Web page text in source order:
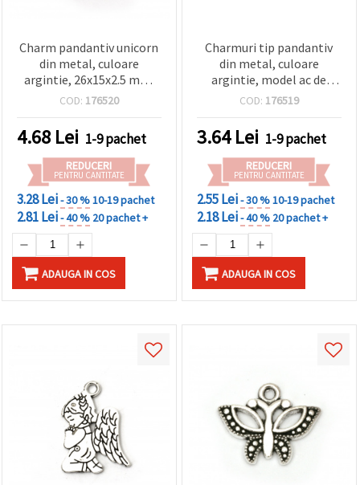
Charm pandantiv unicorn
din metal, culoare
argintie, 26x15x2.5 mm,
orificiu 2 mm – set 10
COD: 176520
4.68 Lei 1-9 pachet
REDUCERI
PENTRU CANTITATE
3.28 Lei- 30 %10-19 pachet
2.81 Lei- 40 % 20 pachet +
ADAUGA IN COS
Charmuri tip pandantiv
din metal, culoare
argintie, model ac de
siguranță, 19x7x2 mm,
bucăți, pentru bijuterii
handmade și hobby
creativ
COD: 176519
3.64Lei 1-9 pachet
REDUCERI
PENTRU CANTITATE
2.55 Lei- 30 %10-19 pachet
2.18 Lei- 40 % 20 pachet +
ADAUGA IN COS